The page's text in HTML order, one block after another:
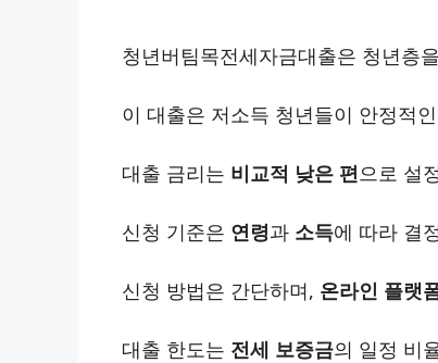
청년버팀목전세자금대출은 청년층
이 대출은 저소득 청년들이 안정적
대출 금리는 비교적 낮은 편 으로 설
신청 기준은 연령과 소득에 따라 결
신청 방법은 간단하며, 온라인 플랫
대출 한도는 전세 보증금의 일정 비